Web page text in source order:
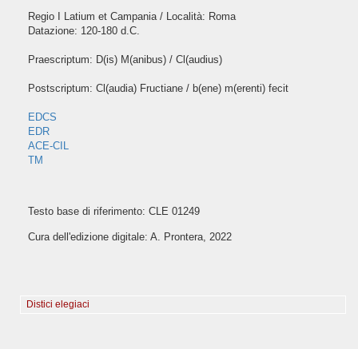
Regio I Latium et Campania / Località: Roma
Datazione: 120-180 d.C.
Praescriptum: D(is) M(anibus) / Cl(audius)
Postscriptum: Cl(audia) Fructiane / b(ene) m(erenti) fecit
EDCS
EDR
ACE-CIL
TM
Testo base di riferimento: CLE 01249
Cura dell'edizione digitale: A. Prontera, 2022
Distici elegiaci